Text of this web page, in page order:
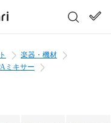
楽器・機材
ミキサー